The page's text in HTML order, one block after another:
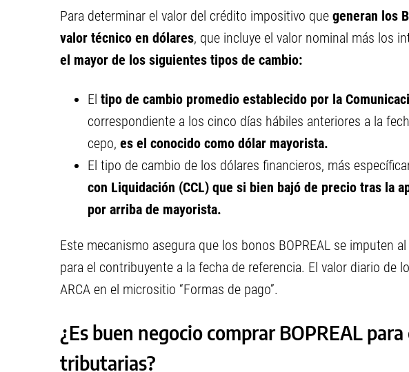
Para determinar el valor del crédito impositivo que generan los
valor técnico en dólares, que incluye el valor nominal más los
el mayor de los siguientes tipos de cambio:
El tipo de cambio promedio establecido por la
correspondiente a los cinco días hábiles anteriores a la
cepo, es el conocido como dólar mayorista.
El tipo de cambio de los dólares financieros, más
con Liquidación (CCL) que si bien bajó de precio tras la
por arriba de mayorista.
Este mecanismo asegura que los bonos BOPREAL se imputen
para el contribuyente a la fecha de referencia. El valor diario de
ARCA en el micrositio “Formas de pago”.
¿Es buen negocio comprar BOPREAL
tributarias?